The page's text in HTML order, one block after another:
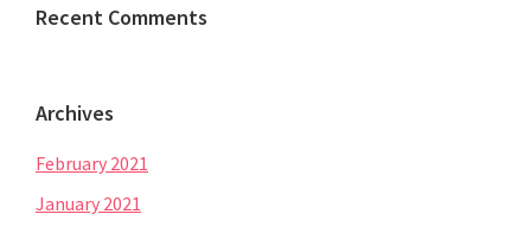
Recent Comments
Archives
February 2021
January 2021